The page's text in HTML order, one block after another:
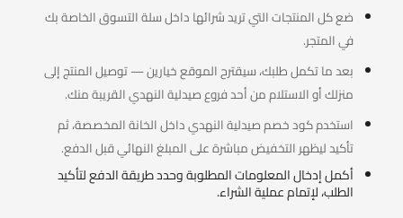
ضع كل المنتجات التي تريد شرائها داخل سلة التسوق الخاصة بك
في المتجر.
بعد ما تكمل طلبك، سيقترح الموقع خيارين — توصيل المنتج إلى
منزلك أو الاستلام من أحد فروع صيدلية النهدي القريبة منك.
استخدم كود خصم صيدلية النهدي داخل الخانة المخصصة، ثم
تأكيد ليظهر التخفيض مباشرة على المبلغ النهائي قبل الدفع.
أكمل إدخال المعلومات المطلوبة وحدد طريقة الدفع لتأكيد
الطلب، لإتمام عملية الشراء.